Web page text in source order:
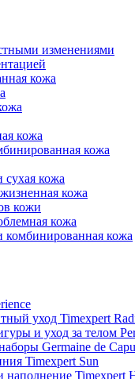
изменениями
кожа
кожа
кожа
сухая кожа
кожа
кожи
кожа
комбинированная кожа
уход Timexpert
и уход за телом
Germaine de
Timexpert Sun
наполнение Timexpert